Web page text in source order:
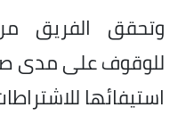
وتحقق الفريق
للوقوف على مدى
استيفائها